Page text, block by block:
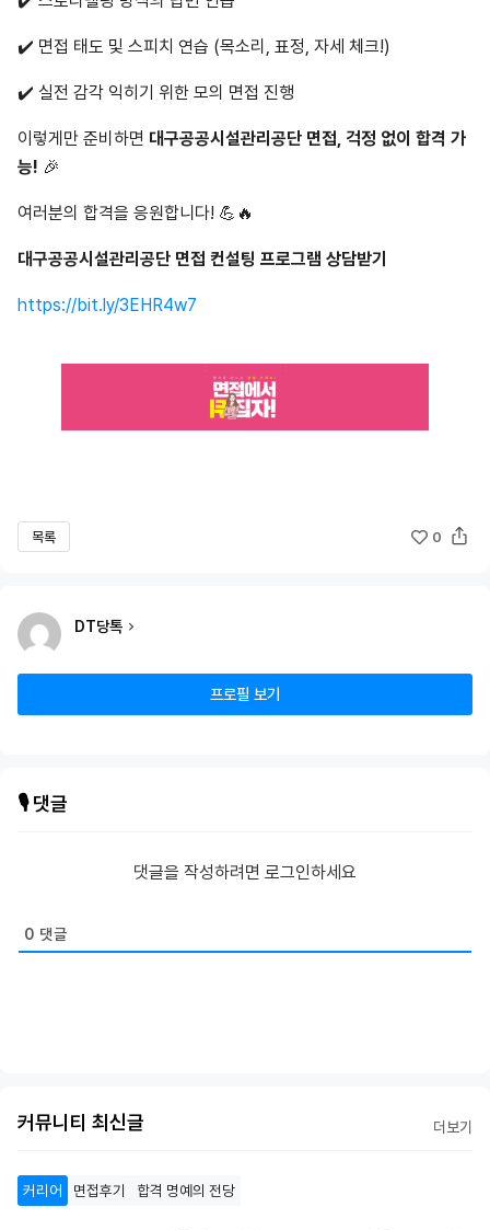
✔️ 면접 태도 및 스피치 연습 (목소리, 표정, 자세 체크!)
✔️ 실전 감각 익히기 위한 모의 면접 진행
이렇게만 준비하면 대구공공시설관리공단 면접, 걱정 없이 합격 가
능! 🎉
여러분의 합격을 응원합니다! 💪🔥
대구공공시설관리공단 면접 컨설팅 프로그램 상담받기
https://bit.ly/3EHR4w7
목록 0
DT당톡
프로필 보기
🎙️ 댓글
댓글을 작성하려면 로그인하세요
0 댓글
커뮤니티 최신글 더보기
커리어 면접후기 합격 명예의 전당